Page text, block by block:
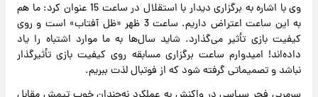
وی با اشاره به برگزاری دیدار با استقلال در ساعت 15 عنوان کرد: ما هم
به این ساعت اعتراض داریم. ساعت 3 ظهر «ظل آفتاب» است و روی
کیفیت بازی تأثیر می‌گذارد. شاید سال‌ها به ما موارد اشتباه را یاد
داده‌اند! امیدوارم ساعت برگزاری مسابقه روی کیفیت بازی تأثیرگذار
نباشد و تصمیماتی گرفته شود که از فوتبال لذت ببریم.